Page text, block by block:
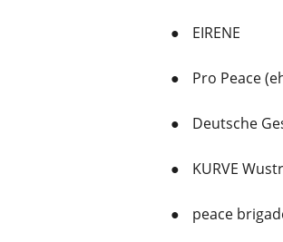
EIRENE
Pro Peace
Deutsche
KURVE
peace